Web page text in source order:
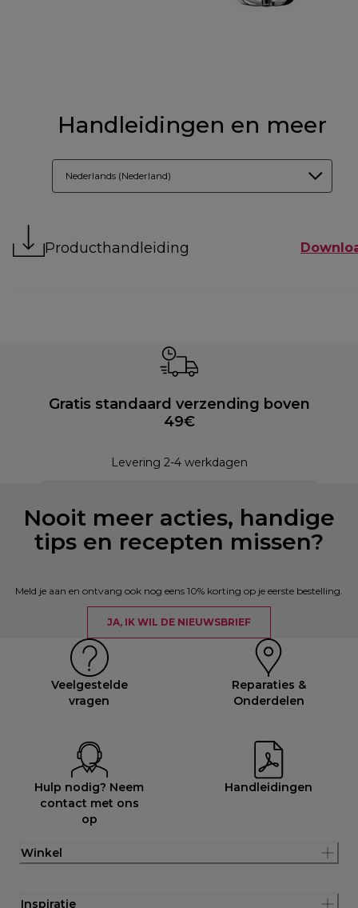
Handleidingen en meer
Nederlands (Nederland)
Producthandleiding
Gratis standaard verzending boven
49€
Levering 2-4 werkdagen
Nooit meer acties, handige
tips en recepten missen?
Meld je aan en ontvang ook nog eens 10% korting op je eerste bestelling.
JA, IK WIL DE NIEUWSBRIEF
Veelgestelde
vragen
Reparaties &
Onderdelen
Hulp nodig? Neem
contact met ons
op
Handleidingen
Winkel
Inspiratie